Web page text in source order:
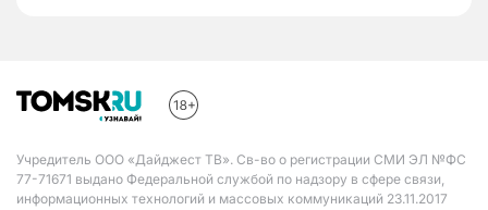
Учредитель ООО «Дайджест ТВ». Св-во о регистрации СМИ ЭЛ №ФС
77-71671 выдано Федеральной службой по надзору в сфере связи,
информационных технологий и массовых коммуникаций 23.11.2017